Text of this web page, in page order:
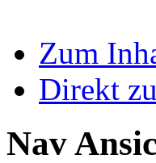
Zum
Direkt
Nav